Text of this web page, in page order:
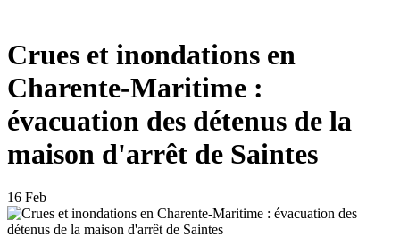
Crues et inondations en
Charente-Maritime :
évacuation des détenus de la
maison d'arrêt de Saintes
16 Feb